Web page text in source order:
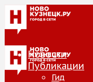
Новости
Публикации
Гид